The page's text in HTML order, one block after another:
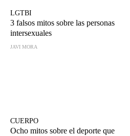
LGTBI
3 falsos mitos sobre las personas
intersexuales
JAVI MORA
CUERPO
Ocho mitos sobre el deporte que